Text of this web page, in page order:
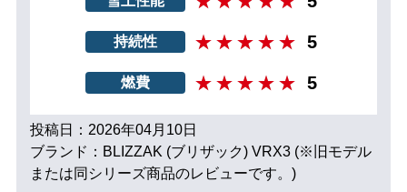
持続性 5
燃費 5
投稿日：2026年04月10日
ブランド：BLIZZAK (ブリザック) VRX3 (※旧モデル
または同シリーズ商品のレビューです。)